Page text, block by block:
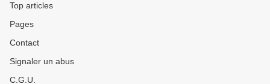
Top articles
Pages
Contact
Signaler un abus
C.G.U.